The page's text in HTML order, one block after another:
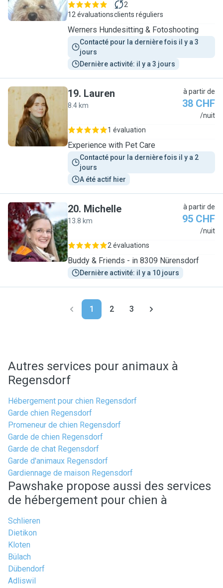
12 évaluations
2
clients réguliers
Werners Hundesitting & Fotoshooting
Contacté pour la dernière fois il y a 3
jours
Dernière activité: il y a 3 jours
L
19. Lauren
8.4 km
à partir de
38 CHF
/nuit
1 évaluation
Experience with Pet Care
Contacté pour la dernière fois il y a 2
jours
A été actif hier
M
20. Michelle
13.8 km
à partir de
95 CHF
/nuit
2 évaluations
Buddy & Friends - in 8309 Nürensdorf
Dernière activité: il y a 10 jours
1 2 3
Autres services pour animaux à
Regensdorf
Hébergement pour chien Regensdorf
Garde chien Regensdorf
Promeneur de chien Regensdorf
Garde de chien Regensdorf
Garde de chat Regensdorf
Garde d'animaux Regensdorf
Gardiennage de maison Regensdorf
Pawshake propose aussi des services
de hébergement pour chien à
Schlieren
Dietikon
Kloten
Bülach
Dübendorf
Adliswil